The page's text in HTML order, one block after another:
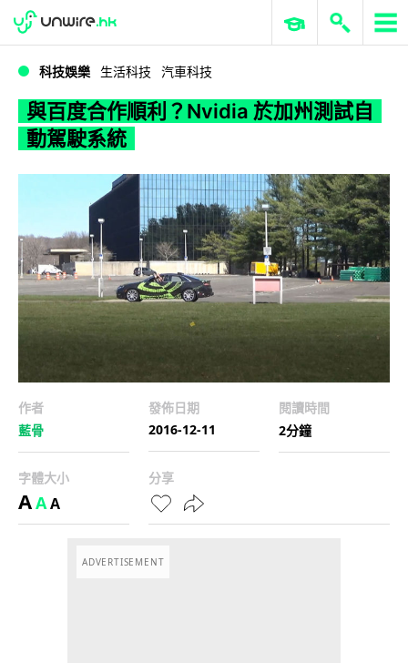
WWDC 2026 ERP 與商業 AI
科技娛樂 生活科技 汽車科技
與百度合作順利？Nvidia 於加州測試自
動駕駛系統
作者
藍骨
發佈日期
2016-12-11
閱讀時間
2分鐘
字體大小
AAA
分享
ADVERTISEMENT